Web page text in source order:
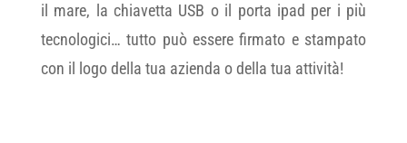
il mare, la chiavetta USB o il porta ipad per i più
tecnologici… tutto può essere firmato e stampato
con il logo della tua azienda o della tua attività!